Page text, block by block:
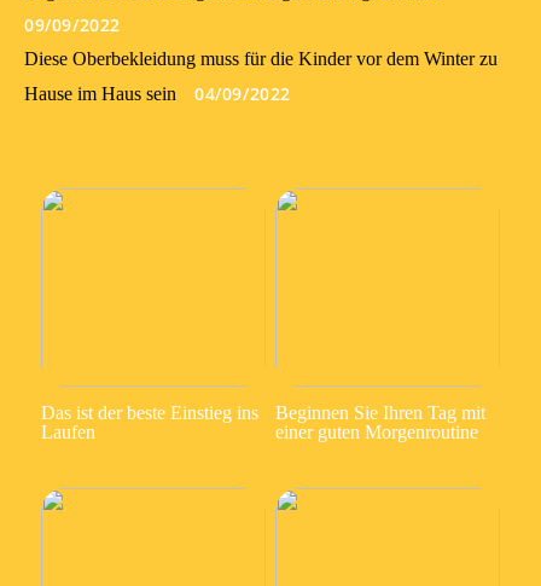
09/09/2022
Diese Oberbekleidung muss für die Kinder vor dem Winter zu
Hause im Haus sein
04/09/2022
Das ist der beste Einstieg ins
Laufen
Beginnen Sie Ihren Tag mit
einer guten Morgenroutine